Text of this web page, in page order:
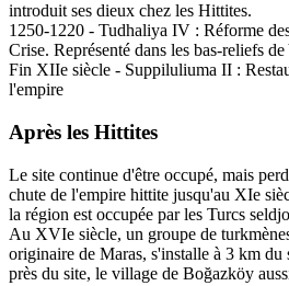
introduit ses dieux chez les Hittites.
1250-1220 - Tudhaliya IV : Réforme
Crise. Représenté dans les bas-reliefs
Fin XIIe siècle - Suppiluliuma II :
l'empire
Après les Hittites
Le site continue d'être occupé, mais
chute de l'empire hittite jusqu'au XIe
la région est occupée par les Turcs
Au XVIe siècle, un groupe de
originaire de Maras, s'installe à 3 km du
près du site, le village de Boğazköy